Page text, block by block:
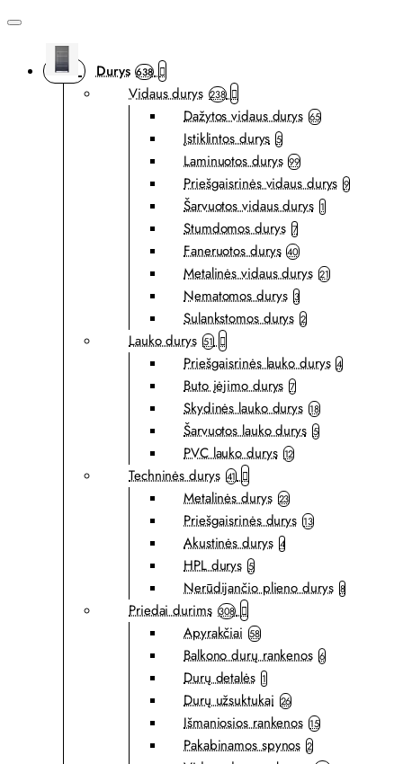
Durys 638
Vidaus durys 238
Dažytos vidaus durys 65
Įstiklintos durys 5
Laminuotos durys 99
Priešgaisrinės vidaus durys 9
Šarvuotos vidaus durys 1
Stumdomos durys 7
Faneruotos durys 40
Metalinės vidaus durys 21
Nematomos durys 3
Sulankstomos durys 2
Lauko durys 51
Priešgaisrinės lauko durys 4
Buto įėjimo durys 7
Skydinės lauko durys 18
Šarvuotos lauko durys 5
PVC lauko durys 12
Techninės durys 41
Metalinės durys 23
Priešgaisrinės durys 13
Akustinės durys 4
HPL durys 5
Nerūdijančio plieno durys 8
Priedai durims 308
Apyrakčiai 58
Balkono durų rankenos 6
Durų detalės 1
Durų užsuktukai 26
Išmaniosios rankenos 15
Pakabinamos spynos 2